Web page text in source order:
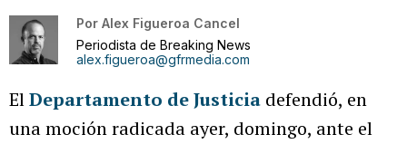
Por Alex Figueroa Cancel
Periodista de Breaking News
alex.figueroa@gfrmedia.com
ElDepartamento de Justicia defendió, en
una moción radicada ayer, domingo, ante el